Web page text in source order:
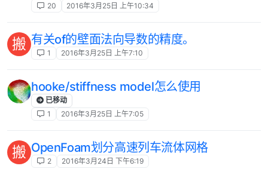
20 2016年3月25日 上午10:34
搬 有关of的壁面法向导数的精度。
1 2016年3月25日 上午7:10
hooke/stiffness model怎么使用
已移动
1
2016年3月25日 上午7:05
搬 OpenFoam划分高速列车流体网格
2 2016年3月24日 下午6:19